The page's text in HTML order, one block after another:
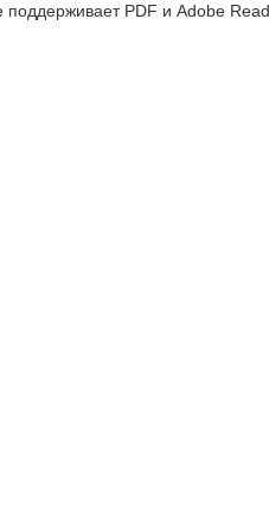
PDF и Adobe